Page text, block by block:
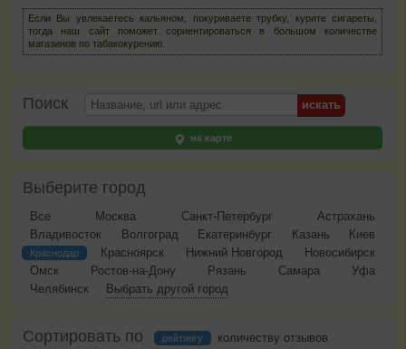
Если Вы увлекаетесь кальяном, покуриваете трубку, курите сигареты,
тогда наш сайт поможет сориентироваться в большом количестве
магазинов по табакокурению.
Поиск
на карте
Выберите город
Все Москва Санкт-Петербург
Астрахань
Владивосток
Волгоград Екатеринбург Казань Киев
Краснодар Красноярск Нижний Новгород
Новосибирск
Омск
Ростов-на-Дону Рязань Самара
Уфа
Челябинск
Выбрать другой город
Сортировать по рейтингу
количеству отзывов